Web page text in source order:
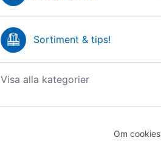
Sortiment & tips!
Visa alla kategorier
Om cookies